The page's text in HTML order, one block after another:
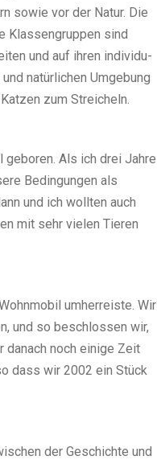
sowie vor der Natur. Die
Klas­sen­grup­pen sind
und auf ihren indi­vi­du­
natür­li­chen Umge­bung
zum Strei­cheln.
gebo­ren. Als ich drei Jah­re
Bedin­gun­gen als
und ich woll­ten auch
mit sehr vie­len Tie­ren
umher­reis­te. Wir
und so beschlos­sen wir,
danach noch eini­ge Zeit
dass wir 2002 ein Stück
der Geschich­te und